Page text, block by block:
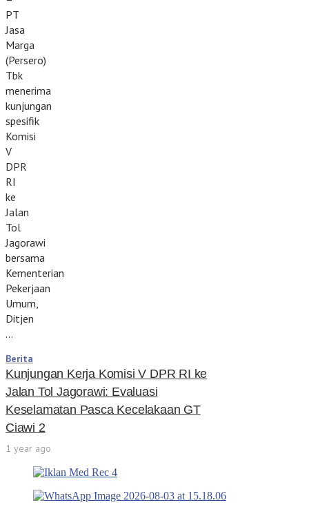
PT
Jasa
Marga
(Persero)
Tbk
menerima
kunjungan
spesifik
Komisi
V
DPR
RI
ke
Jalan
Tol
Jagorawi
bersama
Kementerian
Pekerjaan
Umum,
Ditjen
…
Berita
Kunjungan Kerja Komisi V DPR RI ke
Jalan Tol Jagorawi: Evaluasi
Keselamatan Pasca Kecelakaan GT
Ciawi 2
1 year ago